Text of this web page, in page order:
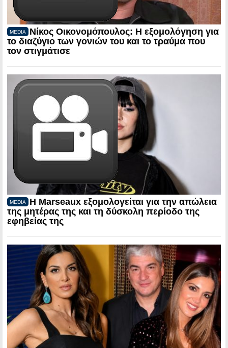
MEDIA
Νίκος Οικονομόπουλος: Η εξομολόγηση για
το διαζύγιο των γονιών του και το τραύμα που
τον στιγμάτισε
MEDIA
Η Marseaux εξομολογείται για την απώλεια
της μητέρας της και τη δύσκολη περίοδο της
εφηβείας της